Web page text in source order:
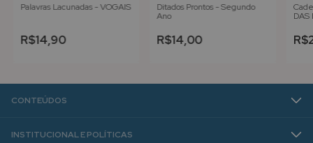
Palavras Lacunadas - VOGAIS
R$14,90
Ditados Prontos - Segundo
Ano
R$14,00
DAS
CONTEÚDOS
INSTITUCIONAL E POLÍTICAS